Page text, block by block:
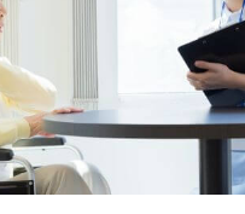
！医療/福祉業界の正社員/パー
介護】＊求人情報収集、将来的
電話などご希望に応じてお問
職相談、求人紹介、年収交渉な
用いただけます。＜非公開求